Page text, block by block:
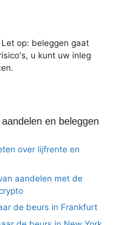
op: beleggen gaat
u kunt uw inleg
en beleggen
over lijfrente en
aandelen met de
de beurs in Frankfurt